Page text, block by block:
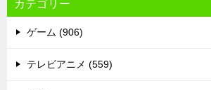
カテゴリー
ゲーム (906)
テレビアニメ (559)